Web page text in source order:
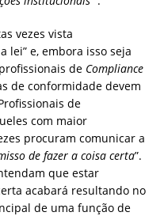
vezes vista
lei” e, embora isso seja
de Compliance
de conformidade devem
de
com maior
procuram comunicar a
de fazer a coisa certa”.
que estar
acabará resultando no
de uma função de